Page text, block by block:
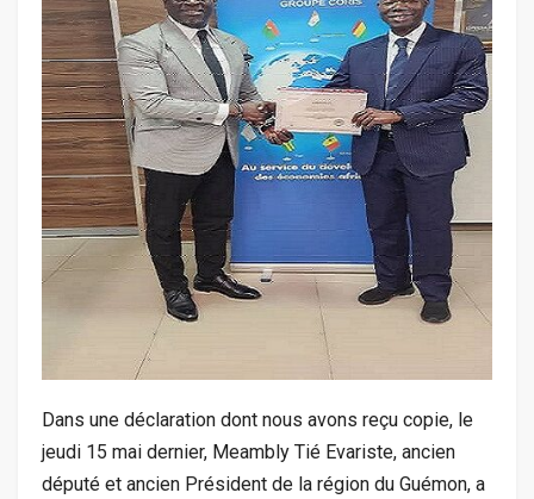
Dans une déclaration dont nous avons reçu copie, le
jeudi 15 mai dernier, Meambly Tié Evariste, ancien
député et ancien Président de la région du Guémon, a